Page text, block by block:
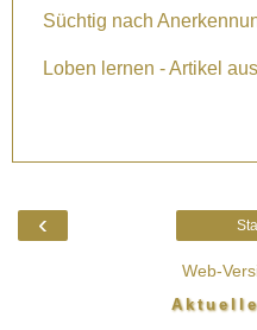
Süchtig nach
Loben lernen - Artikel
‹
Web-